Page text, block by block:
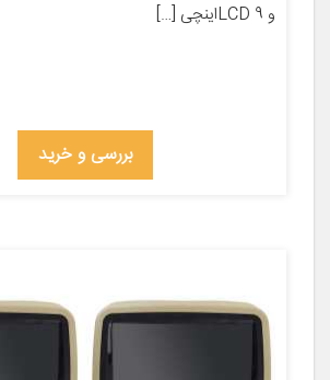
و LCD 9اینچی […]
بررسی و خرید